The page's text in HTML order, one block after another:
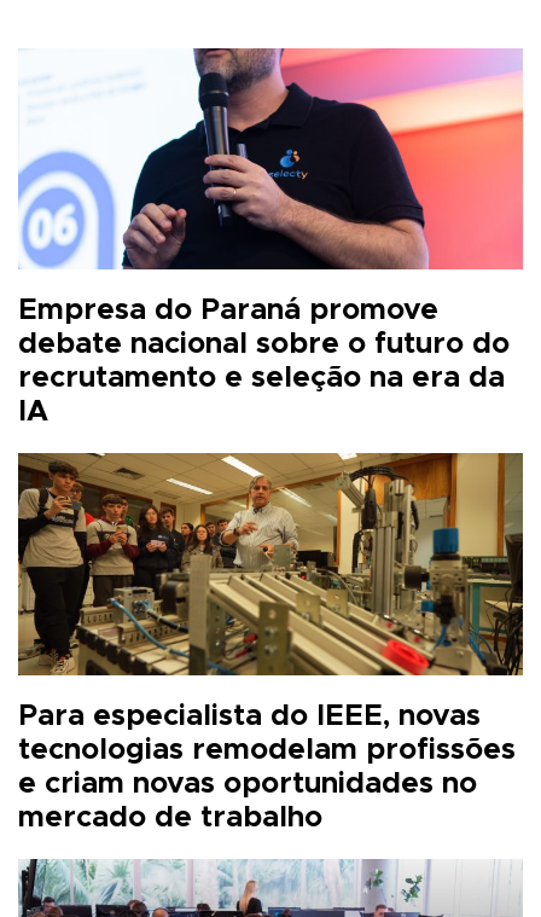
Empresa do Paraná promove
debate nacional sobre o futuro do
recrutamento e seleção na era da
IA
Para especialista do IEEE, novas
tecnologias remodelam profissões
e criam novas oportunidades no
mercado de trabalho